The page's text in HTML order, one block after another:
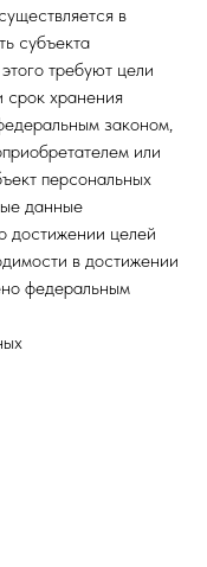
в
субъекта
требуют цели
срок хранения
законом,
или
персональных
данные
достижении целей
в достижении
федеральным